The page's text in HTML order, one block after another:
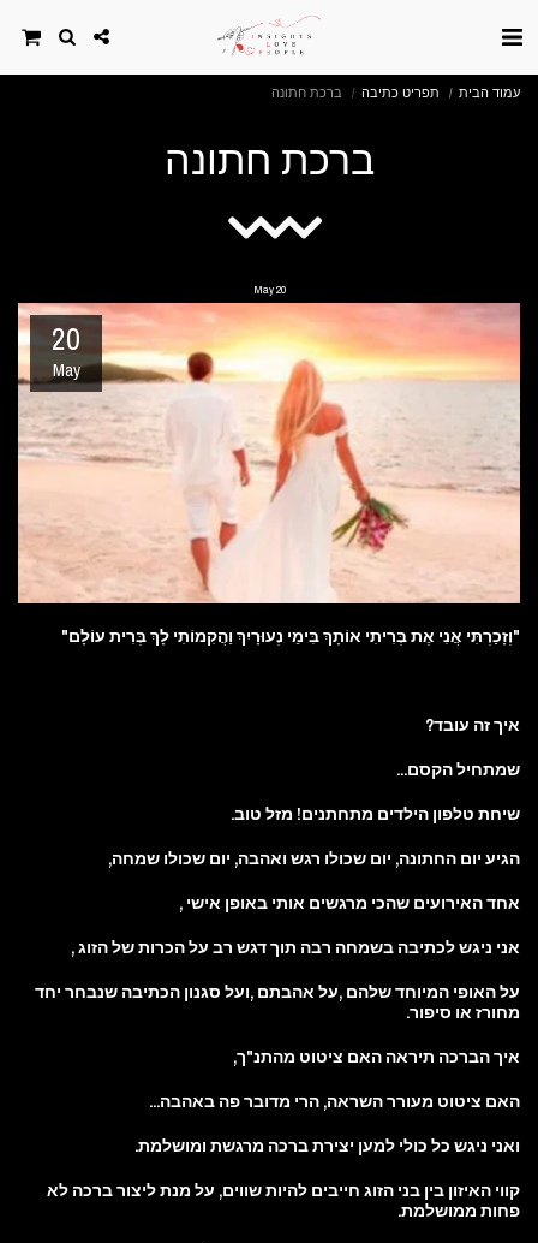
עמוד הבית תפריט כתיבה ברכת חתונה
ברכת חתונה
20
May
20
May
"וְזָכַרְתִּי אֲנִי אֶת בְּרִיתִי אוֹתָךְ בִּימֵי נְעוּרָיִךְ וַהֲקִמוֹתִי לָךְ בְּרִית עוֹלָם"
איך זה עובד?
שמתחיל הקסם...
שיחת טלפון הילדים מתחתנים! מזל טוב.
הגיע יום החתונה, יום שכולו רגש ואהבה, יום שכולו שמחה,
אחד האירועים שהכי מרגשים אותי באופן אישי ,
אני ניגש לכתיבה בשמחה רבה תוך דגש רב על הכרות של הזוג ,
על האופי המיוחד שלהם ,על אהבתם ,ועל סגנון הכתיבה שנבחר יחד
מחורז או סיפור.
איך הברכה תיראה האם ציטוט מהתנ"ך,
האם ציטוט מעורר השראה, הרי מדובר פה באהבה...
ואני ניגש כל כולי למען יצירת ברכה מרגשת ומושלמת.
קווי האיזון בין בני הזוג חייבים להיות שווים, על מנת ליצור ברכה לא
פחות ממושלמת.